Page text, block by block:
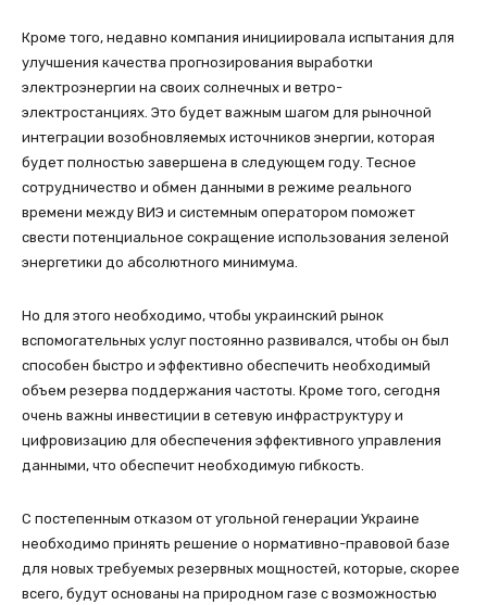
Кроме того, недавно компания инициировала испытания для
улучшения качества прогнозирования выработки
электроэнергии на своих солнечных и ветро-
электростанциях. Это будет важным шагом для рыночной
интеграции возобновляемых источников энергии, которая
будет полностью завершена в следующем году. Тесное
сотрудничество и обмен данными в режиме реального
времени между ВИЭ и системным оператором поможет
свести потенциальное сокращение использования зеленой
энергетики до абсолютного минимума.
Но для этого необходимо, чтобы украинский рынок
вспомогательных услуг постоянно развивался, чтобы он был
способен быстро и эффективно обеспечить необходимый
объем резерва поддержания частоты. Кроме того, сегодня
очень важны инвестиции в сетевую инфраструктуру и
цифровизацию для обеспечения эффективного управления
данными, что обеспечит необходимую гибкость.
С постепенным отказом от угольной генерации Украине
необходимо принять решение о нормативно-правовой базе
для новых требуемых резервных мощностей, которые, скорее
всего, будут основаны на природном газе с возможностью